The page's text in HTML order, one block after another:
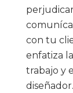
con tu
enfatiza
trabajo y
diseñador.